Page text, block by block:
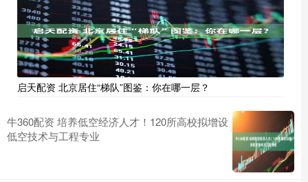
启天配资 北京居住“梯队”图鉴：你在哪一层？
牛360配资 培养低空经济人才！120所高校拟增设
低空技术与工程专业